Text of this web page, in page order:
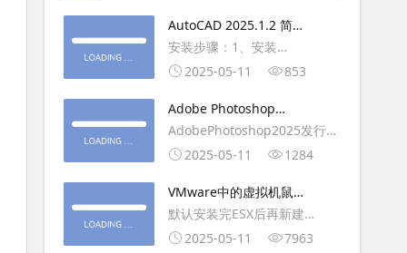
AutoCAD 2025.1.2 简体
中文版（64位）破解版下
载
安装步骤：1、安装
AutoCAD_2025.1.2_Update3、
复制Crack里面的文件到
AutoCAD安装目录里，覆盖同
名文件4、完最低
2025-05-11 853
Adobe Photoshop
2025（v26.6.1）多语言
破解版下载
AdobePhotoshop2025发行
年：2025版本：26.6.1.7开发
平台：WindowsX64界面语
言：英语/匈牙利/匈牙利/越南/
荷兰/印尼/西班牙/西班牙语/意
2025-05-11 1284
VMware中的虚拟机鼠标
移动缓慢,VMware虚拟机
卡顿慢,鼠标移动卡顿问题
默认安装完ESX后再新建
WINDOWS虚拟主机，如
2025-05-11 7963